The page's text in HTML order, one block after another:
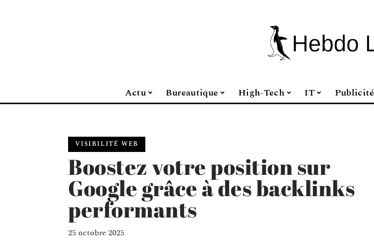
Actu Bureautique High-Tech IT Publicité
VISIBILITÉ WEB
Boostez votre position sur
Google grâce à des backlinks
performants
25 octobre 2025